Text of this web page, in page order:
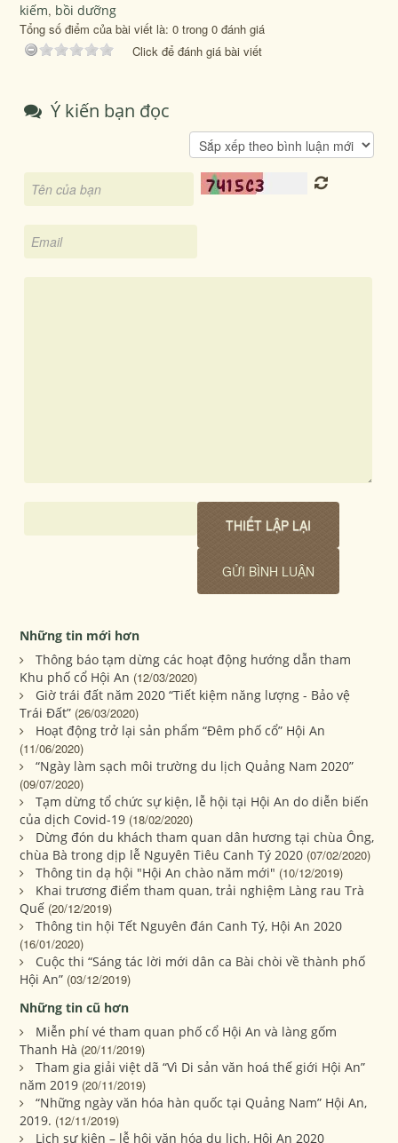
kiếm, bồi dưỡng
Tổng số điểm của bài viết là: 0 trong 0 đánh giá
Click để đánh giá bài viết
Ý kiến bạn đọc
Những tin mới hơn
Thông báo tạm dừng các hoạt động hướng dẫn tham
Khu phố cổ Hội An (12/03/2020)
Giờ trái đất năm 2020 “Tiết kiệm năng lượng - Bảo vệ
Trái Đất” (26/03/2020)
Hoạt động trở lại sản phẩm “Đêm phố cổ” Hội An
(11/06/2020)
“Ngày làm sạch môi trường du lịch Quảng Nam 2020”
(09/07/2020)
Tạm dừng tổ chức sự kiện, lễ hội tại Hội An do diễn biến
của dịch Covid-19 (18/02/2020)
Dừng đón du khách tham quan dân hương tại chùa Ông,
chùa Bà trong dịp lễ Nguyên Tiêu Canh Tý 2020 (07/02/2020)
Thông tin dạ hội "Hội An chào năm mới" (10/12/2019)
Khai trương điểm tham quan, trải nghiệm Làng rau Trà
Quế (20/12/2019)
Thông tin hội Tết Nguyên đán Canh Tý, Hội An 2020
(16/01/2020)
Cuộc thi “Sáng tác lời mới dân ca Bài chòi về thành phố
Hội An” (03/12/2019)
Những tin cũ hơn
Miễn phí vé tham quan phố cổ Hội An và làng gốm
Thanh Hà (20/11/2019)
Tham gia giải việt dã “Vì Di sản văn hoá thế giới Hội An”
năm 2019 (20/11/2019)
“Những ngày văn hóa hàn quốc tại Quảng Nam” Hội An,
2019. (12/11/2019)
Lịch sự kiện – lễ hội văn hóa du lịch, Hội An 2020